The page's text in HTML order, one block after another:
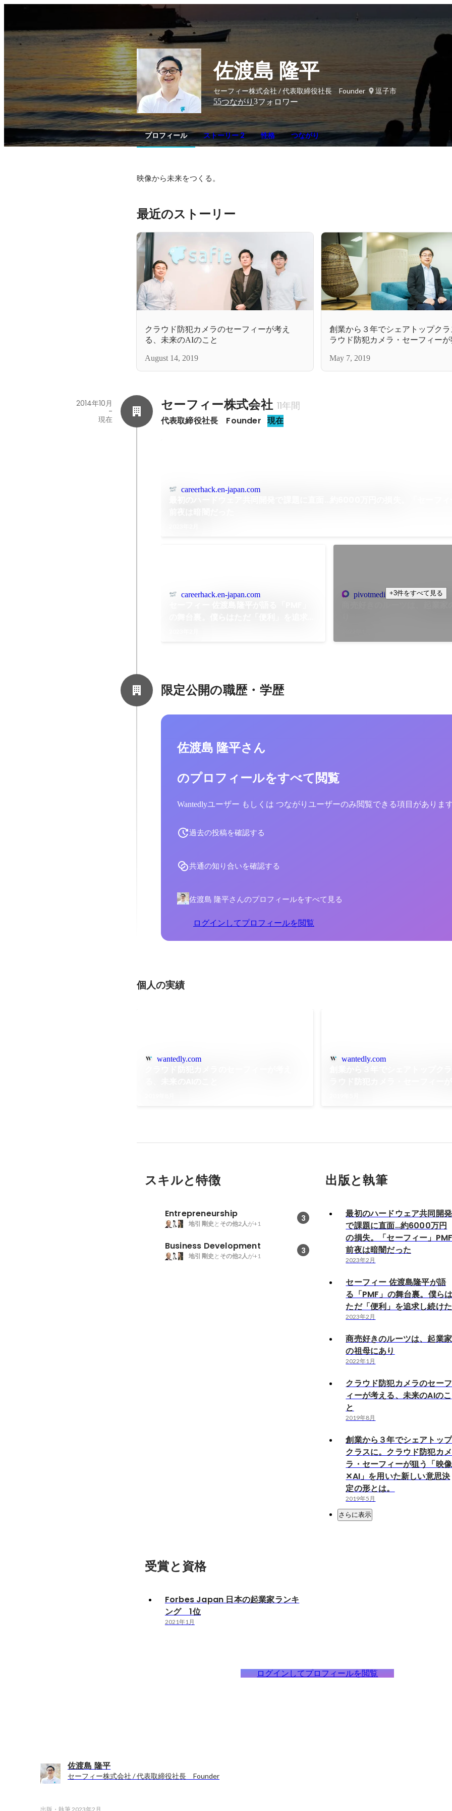
佐渡島 隆平
セーフィー株式会社 / 代表取締役社長 Founder
逗子市
55つながり3フォロワー
プロフィール ストーリー 2 性格 つながり
映像から未来をつくる。
最近のストーリー
クラウド防犯カメラのセーフィーが考え
る、未来のAIのこと
August 14, 2019
創業から３年でシェアトップク
ラウド防犯カメラ・セーフィー
May 7, 2019
セーフィー株式会社 11年間
代表取締役社長　Founder 現在
2014年10月
-
現在
careerhack.en-japan.com
careerhack.en-japan.com pivotmedia.co.jp+3件をすべて見る
限定公開の職歴・学歴
佐渡島 隆平さん
のプロフィールをすべて閲覧
Wantedlyユーザー もしくは つながりユーザーのみ閲覧できる項目がありま
過去の投稿を確認する
共通の知り合いを確認する
佐渡島 隆平さんのプロフィールをすべて見る
ログインしてプロフィールを閲覧
個人の実績
wantedly.com wantedly.com
スキルと特徴
Entrepreneurship 3
地引 剛史 と その他2人が+1
Business Development 3
地引 剛史 と その他2人が+1
出版と執筆
最初のハードウェア共同開発
で課題に直面…約6000万円
の損失。「セーフィー」
前夜は暗闇だった
2023年2月
セーフィー 佐渡島隆平が語
る「PMF」の舞台裏。僕ら
ただ「便利」を追求し続けた
2023年2月
商売好きのルーツは、起業家
の祖母にあり
2022年1月
クラウド防犯カメラのセーフ
ィーが考える、未来のAIのこ
と
2019年8月
創業から３年でシェアトップ
クラスに。クラウド防犯カメ
ラ・セーフィーが狙う「映像
✕AI」を用いた新しい意思決
定の形とは。
2019年5月
さらに表示
受賞と資格
Forbes Japan 日本の起業家ランキ
ング 1位
2021年1月
ログインしてプロフィールを閲覧
佐渡島 隆平
セーフィー株式会社 / 代表取締役社長 Founder
出版・執筆 2023年2月